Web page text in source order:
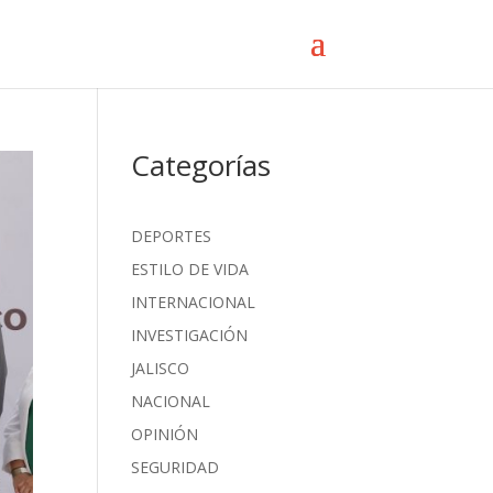
Categorías
DEPORTES
ESTILO DE VIDA
INTERNACIONAL
INVESTIGACIÓN
JALISCO
NACIONAL
OPINIÓN
SEGURIDAD